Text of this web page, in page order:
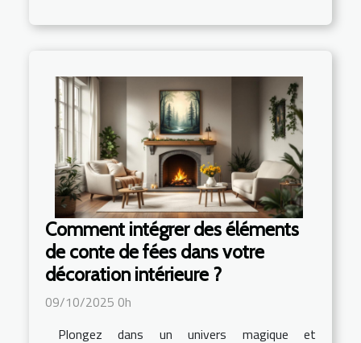
Comment intégrer des éléments
de conte de fées dans votre
décoration intérieure ?
09/10/2025 0h
Plongez dans un univers magique et